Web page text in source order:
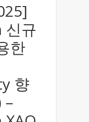
신규
한
향
–